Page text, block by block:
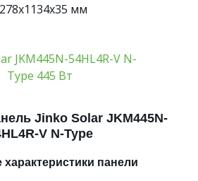
мм
Jinko Solar JKM445N-
V N-Type
панели